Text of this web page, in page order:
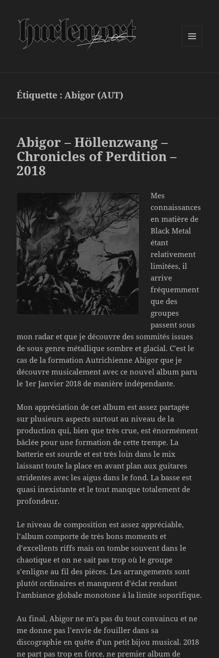
Étiquette :Abigor (AUT)
Abigor – Höllenzwang –
Chronicles of Perdition –
2018
Mes
connaissances
en matière de
Black Metal
étant
relativement
limitées, il
arrive
fréquemment
que des
groupes
passent sous
mon radar et que je découvre des sommités issues
de sous genre métallique sombre et glacial. C’est le
cas de la formation Autrichienne Abigor que je
découvre musicalement avec ce nouvel album paru
le 1er Janvier 2018 de manière indépendante.
Mon appréciation de cet album est assez partagée
sur plusieurs aspects surtout au niveau de la
production qui, bien que très crue, est énormément
bâclée pour une formation de cette trempe. La
batterie est sourde et est très loin dans le mix
laissant toute la place en avant plan aux guitares
stridentes avec les aigus dans le fond. La basse est
quasi inexistante et le tout manque totalement de
profondeur.
Le niveau de composition est assez appréciable,
l’album comporte de très bons moments et
d’excellents riffs mais on tombe souvent dans le
chaotique et on ne sait pas trop où le groupe
s’enligne au fil des pièces. Les arrangements sont
plutôt ordinaires et manquent d’éclat rendant
l’ambiance globale monotone à la limite soporifique.
Au final, Abigor ne m’a pas du tout convaincu et ne
me donne pas l’envie de fouiller dans sa
discographie en quête d’un petit bijou musical. 2018
ne part pas trop en force, ne premier album de